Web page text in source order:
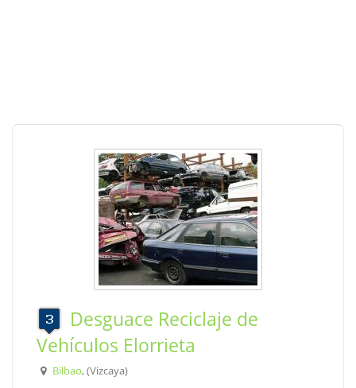
Desguace Reciclaje de
Vehículos Elorrieta
Bilbao, (Vizcaya)